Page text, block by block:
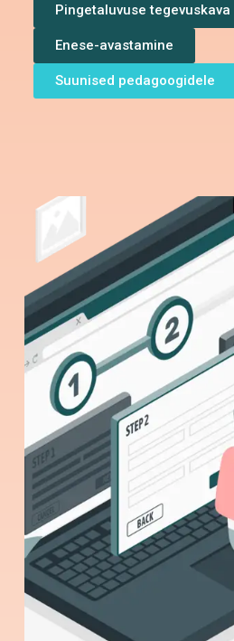
Pingetaluvuse tegevuskava
Enese-avastamine
Suunised pedagoogidele